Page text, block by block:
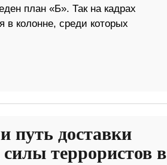
план «Б». Так на кадрах
колонне, среди которых
доставки
террористов в